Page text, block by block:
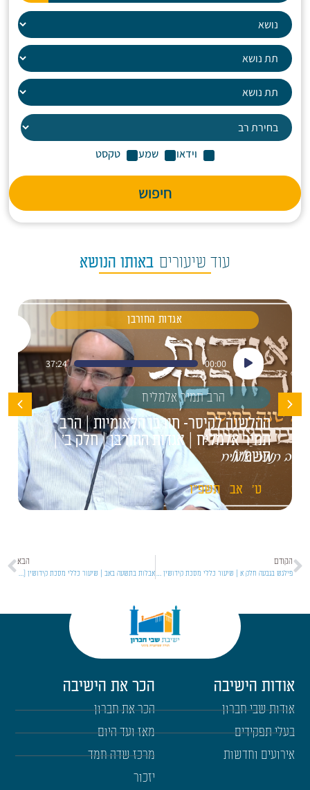
וידאו שמע טקסט
חיפוש
עוד שיעורים באותו הנושא
אגדות החורבן
נגן
אודיו
00:00
37:24
הרב תמיר אלמליח
ההלשנה לקיסר- חורבן הלאומיות | הרב
תמיר אלמליח | אגדות החורבן | חלק ב' |
תשפ"ו
ט' אב תשפ"ו
הקודם
פילגש בגבעה חלק א | שיעור כללי מסכת קידושין [29]
הבא
אבלות בתשעה באב | שיעור כללי מסכת קידושין [31]
אודות הישיבה
אודות שבי חברון
בעלי תפקידים
אירועים וחדשות
הכר את הישיבה
הכר את חברון
מאז ועד היום
מרכז שדה חמד
יזכור